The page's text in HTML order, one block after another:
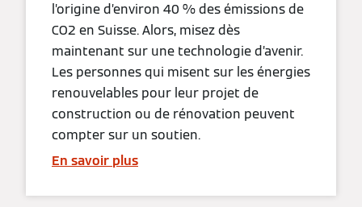
l’origine d’environ 40 % des émissions de
CO2 en Suisse. Alors, misez dès
maintenant sur une technologie d’avenir.
Les personnes qui misent sur les énergies
renouvelables pour leur projet de
construction ou de rénovation peuvent
compter sur un soutien.
En savoir plus